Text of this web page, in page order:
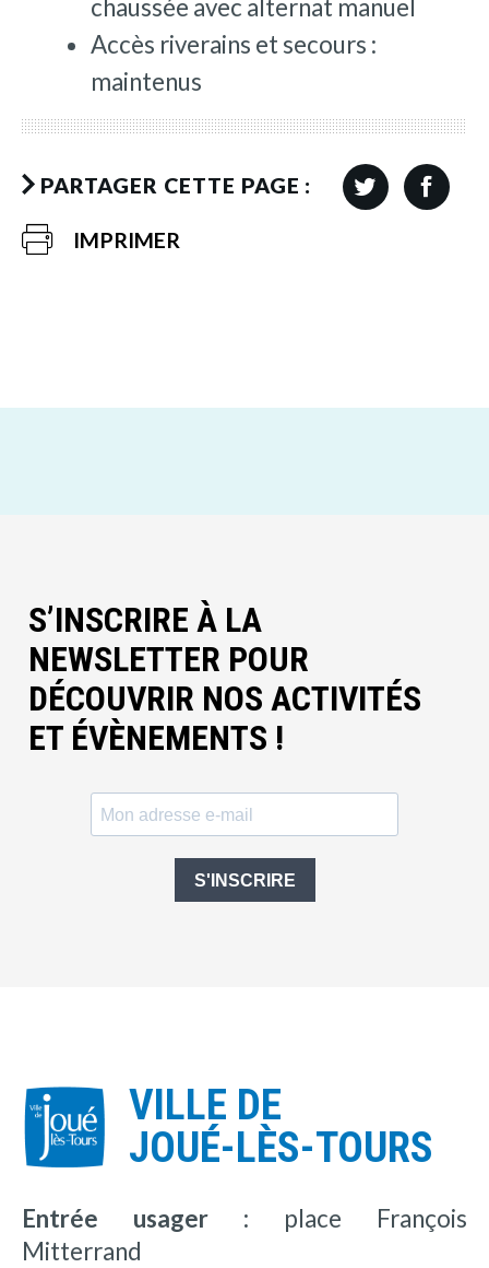
chaussée avec alternat manuel
Accès riverains et secours :
maintenus
PARTAGER CETTE PAGE :
IMPRIMER
S’INSCRIRE À LA
NEWSLETTER POUR
DÉCOUVRIR NOS ACTIVITÉS
ET ÉVÈNEMENTS !
S'INSCRIRE
VILLE DE
JOUÉ-LÈS-TOURS
Entrée usager : place François
Mitterrand